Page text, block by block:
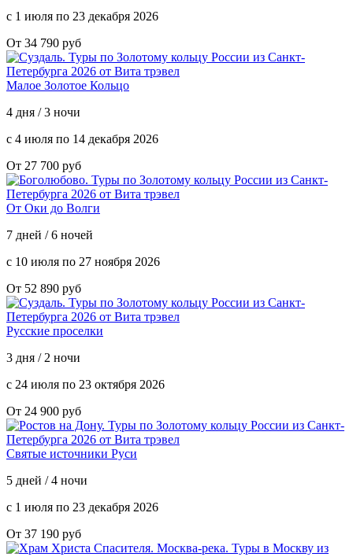
с 1 июля по 23 декабря 2026
От 34 790 руб
Малое Золотое Кольцо
4 дня / 3 ночи
с 4 июля по 14 декабря 2026
От 27 700 руб
От Оки до Волги
7 дней / 6 ночей
с 10 июля по 27 ноября 2026
От 52 890 руб
Русские проселки
3 дня / 2 ночи
с 24 июля по 23 октября 2026
От 24 900 руб
Святые источники Руси
5 дней / 4 ночи
с 1 июля по 23 декабря 2026
От 37 190 руб